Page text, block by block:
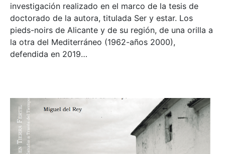
investigación realizado en el marco de la tesis de
doctorado de la autora, titulada Ser y estar. Los
pieds-noirs de Alicante y de su región, de una orilla a
la otra del Mediterráneo (1962-años 2000),
defendida en 2019…